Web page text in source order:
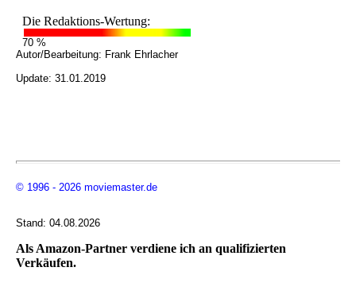
Die Redaktions-Wertung:
70 %
Autor/Bearbeitung: Frank Ehrlacher
Update: 31.01.2019
© 1996 - 2026 moviemaster.de
Stand: 04.08.2026
Als Amazon-Partner verdiene ich an qualifizierten
Verkäufen.